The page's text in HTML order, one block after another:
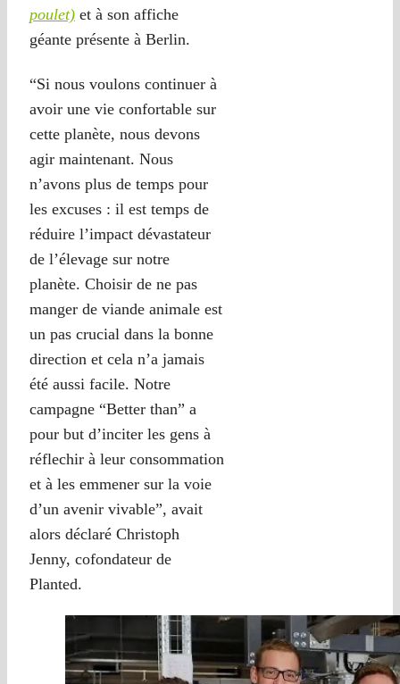
poulet) et à son affiche
géante présente à Berlin.
“Si nous voulons continuer à
avoir une vie confortable sur
cette planète, nous devons
agir maintenant. Nous
n’avons plus de temps pour
les excuses : il est temps de
réduire l’impact dévastateur
de l’élevage sur notre
planète. Choisir de ne pas
manger de viande animale est
un pas crucial dans la bonne
direction et cela n’a jamais
été aussi facile. Notre
campagne “Better than” a
pour but d’inciter les gens à
réflechir à leur consommation
et à les emmener sur la voie
d’un avenir vivable”, avait
alors déclaré Christoph
Jenny, cofondateur de
Planted.